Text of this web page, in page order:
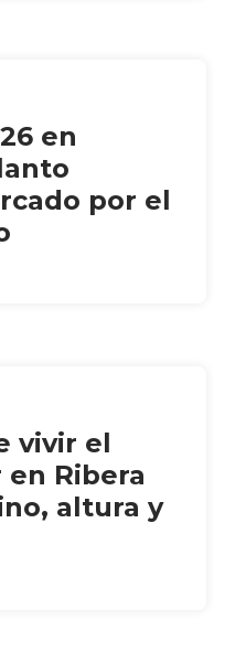
en
por el
vivir el
Ribera
altura y